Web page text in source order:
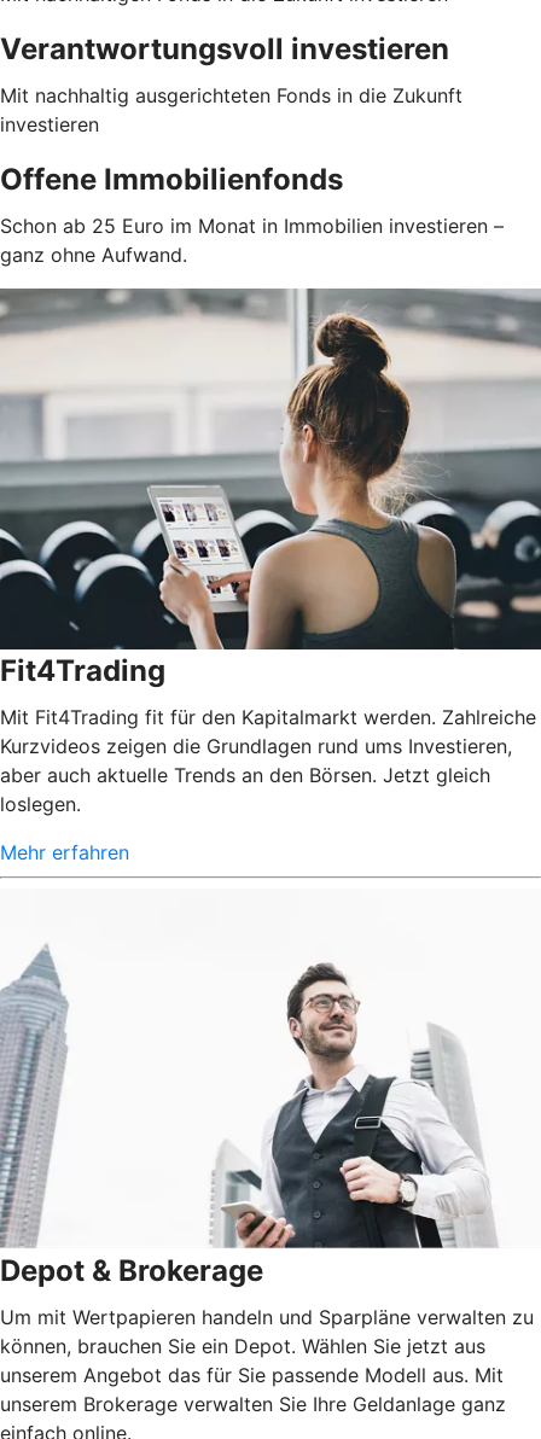
Verantwortungsvoll investieren
Mit nachhaltig ausgerichteten Fonds in die Zukunft
investieren
Offene Immobilienfonds
Schon ab 25 Euro im Monat in Immobilien investieren –
ganz ohne Aufwand.
Fit4Trading
Mit Fit4Trading fit für den Kapitalmarkt werden. Zahlreiche
Kurzvideos zeigen die Grundlagen rund ums Investieren,
aber auch aktuelle Trends an den Börsen. Jetzt gleich
loslegen.
Mehr erfahren
Depot & Brokerage
Um mit Wertpapieren handeln und Sparpläne verwalten zu
können, brauchen Sie ein Depot. Wählen Sie jetzt aus
unserem Angebot das für Sie passende Modell aus. Mit
unserem Brokerage verwalten Sie Ihre Geldanlage ganz
einfach online.